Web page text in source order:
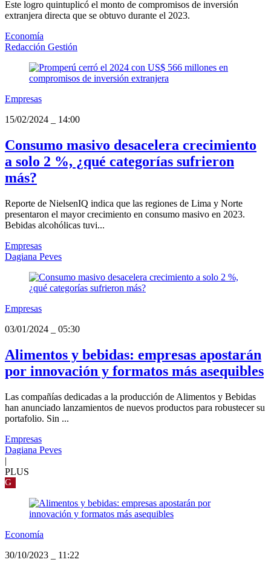
Este logro quintuplicó el monto de compromisos de inversión
extranjera directa que se obtuvo durante el 2023.
Economía
Redacción Gestión
Empresas
15/02/2024
14:00
Consumo masivo desacelera crecimiento
a solo 2 %, ¿qué categorías sufrieron
más?
Reporte de NielsenIQ indica que las regiones de Lima y Norte
presentaron el mayor crecimiento en consumo masivo en 2023.
Bebidas alcohólicas tuvi...
Empresas
Dagiana Peves
Empresas
03/01/2024
05:30
Alimentos y bebidas: empresas apostarán
por innovación y formatos más asequibles
Las compañías dedicadas a la producción de Alimentos y Bebidas
han anunciado lanzamientos de nuevos productos para robustecer su
portafolio. Sin ...
Empresas
Dagiana Peves
|
PLUS
G
Economía
30/10/2023
11:22